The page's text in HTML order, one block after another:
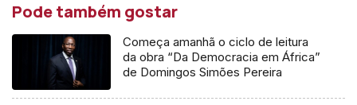
Pode também gostar
Começa amanhã o ciclo de leitura
da obra “Da Democracia em África”
de Domingos Simões Pereira